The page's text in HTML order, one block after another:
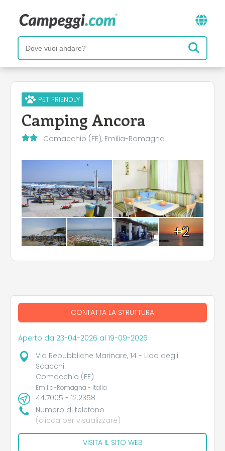
PET FRIENDLY
Camping Ancora
Comacchio (FE), Emilia-Romagna
+2
CONTATTA LA STRUTTURA
Aperto da 23-04-2026 al 19-09-2026
Via Repubbliche Marinare, 14 - Lido degli
Scacchi
Comacchio (FE)
Emilia-Romagna - Italia
44.7005 - 12.2358
Numero di telefono
(clicca per visualizzare)
VISITA IL SITO WEB